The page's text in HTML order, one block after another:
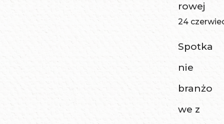
rowej
24
Spotka
nie
branżo
we z